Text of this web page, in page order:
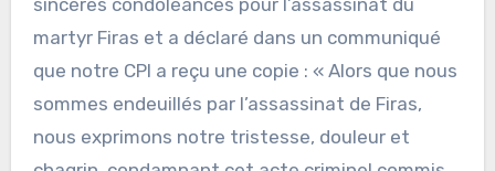
sincères condoléances pour l’assassinat du
martyr Firas et a déclaré dans un communiqué
que notre CPI a reçu une copie : « Alors que nous
sommes endeuillés par l’assassinat de Firas,
nous exprimons notre tristesse, douleur et